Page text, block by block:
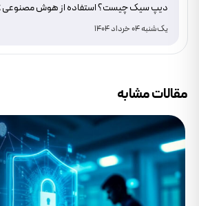
دانلود
یک‌شنبه 04 خرداد 1404
مقالات مشابه